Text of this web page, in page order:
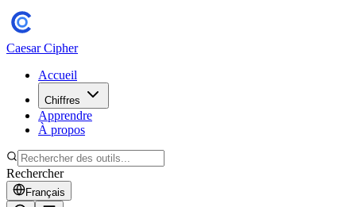
Caesar Cipher
Accueil
Chiffres
Apprendre
À propos
Rechercher
Français